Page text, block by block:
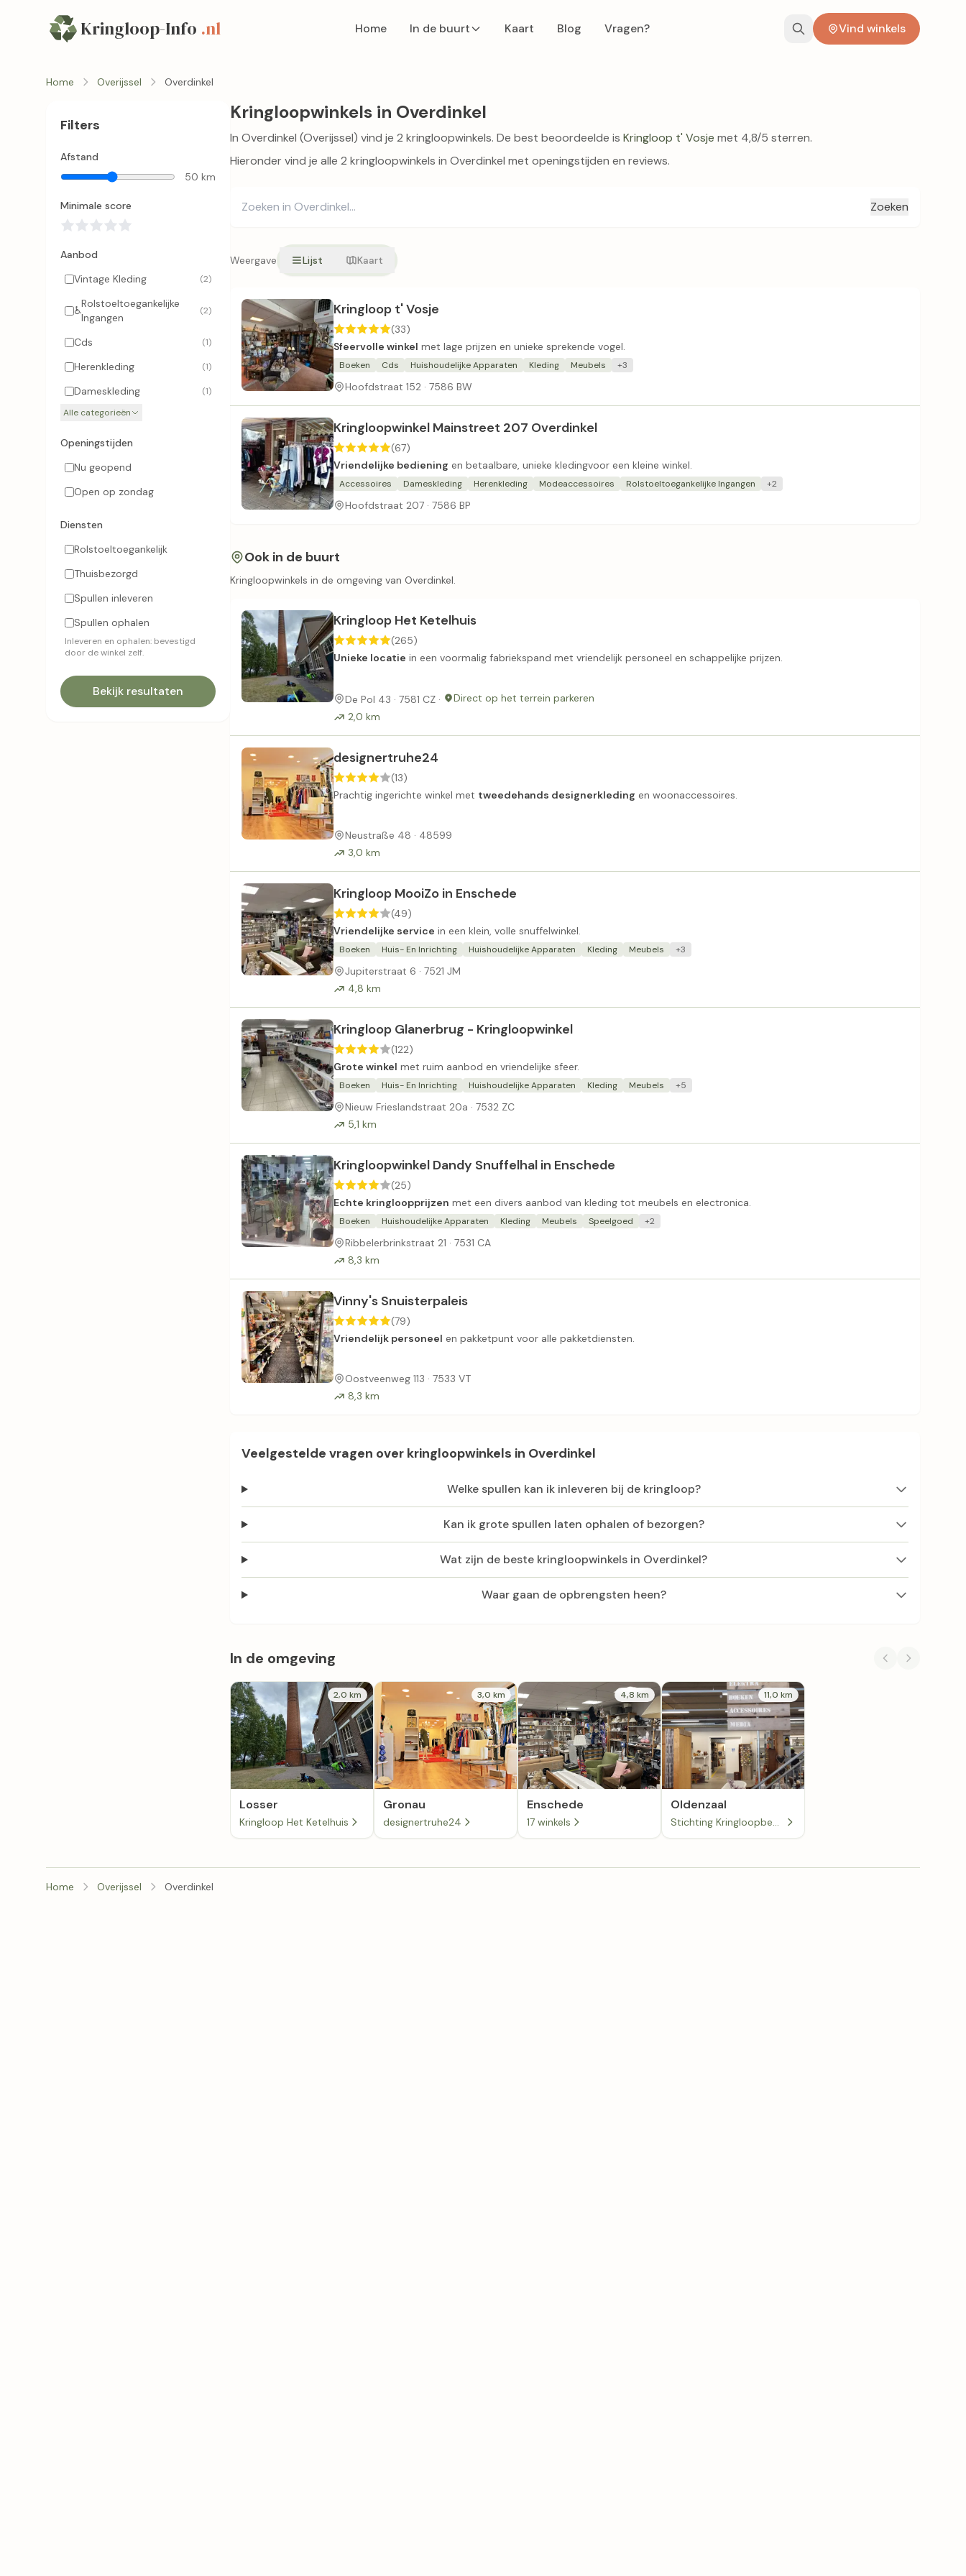
Kringloop-Info .nl Home In de buurt Kaart Blog Vragen? Vind winkels
Home Overijssel Overdinkel
Filters
Afstand
50 km
Minimale score
Aanbod
Vintage Kleding
(2)
♿
Rolstoeltoegankelijke
Ingangen
(2)
Cds (1)
Herenkleding (1)
Dameskleding
(1)
Alle categorieën
Openingstijden
Nu geopend
Open op zondag
Diensten
Rolstoeltoegankelijk
Thuisbezorgd
Spullen inleveren
Spullen ophalen
Inleveren en ophalen: bevestigd
door de winkel zelf.
Bekijk resultaten
Kringloopwinkels in Overdinkel
In Overdinkel (Overijssel) vind je 2 kringloopwinkels. De best beoordeelde is Kringloop t' Vosje met 4,8/5 sterren.
Hieronder vind je alle 2 kringloopwinkels in Overdinkel met openingstijden en reviews.
Zoeken
Weergave Lijst Kaart
Kringloop t' Vosje
(33)
Sfeervolle winkel met lage prijzen en unieke sprekende vogel.
Boeken Cds Huishoudelijke Apparaten Kleding Meubels +3
Hoofdstraat 152 · 7586 BW
Kringloopwinkel Mainstreet 207 Overdinkel
(67)
Vriendelijke bediening en betaalbare, unieke kledingvoor een kleine winkel.
Accessoires Dameskleding Herenkleding Modeaccessoires Rolstoeltoegankelijke Ingangen +2
Hoofdstraat 207 · 7586 BP
Ook in de buurt
Kringloopwinkels in de omgeving van Overdinkel.
Kringloop Het Ketelhuis
(265)
Unieke locatie in een voormalig fabriekspand met vriendelijk personeel en schappelijke prijzen.
De Pol 43 · 7581 CZ ·
Direct op het terrein parkeren
2,0 km
designertruhe24
(13)
Prachtig ingerichte winkel met tweedehands designerkleding en woonaccessoires.
Neustraße 48 · 48599
3,0 km
Kringloop MooiZo in Enschede
(49)
Vriendelijke service in een klein, volle snuffelwinkel.
Boeken Huis- En Inrichting Huishoudelijke Apparaten Kleding Meubels +3
Jupiterstraat 6 · 7521 JM
4,8 km
Kringloop Glanerbrug - Kringloopwinkel
(122)
Grote winkel met ruim aanbod en vriendelijke sfeer.
Boeken Huis- En Inrichting Huishoudelijke Apparaten Kleding Meubels +5
Nieuw Frieslandstraat 20a · 7532 ZC
5,1 km
Kringloopwinkel Dandy Snuffelhal in Enschede
(25)
Echte kringloopprijzen met een divers aanbod van kleding tot meubels en electronica.
Boeken Huishoudelijke Apparaten Kleding Meubels Speelgoed +2
Ribbelerbrinkstraat 21 · 7531 CA
8,3 km
Vinny's Snuisterpaleis
(79)
Vriendelijk personeel en pakketpunt voor alle pakketdiensten.
Oostveenweg 113 · 7533 VT
8,3 km
Veelgestelde vragen over kringloopwinkels in Overdinkel
Welke spullen kan ik inleveren bij de kringloop?
Kan ik grote spullen laten ophalen of bezorgen?
Wat zijn de beste kringloopwinkels in Overdinkel?
Waar gaan de opbrengsten heen?
In de omgeving
2,0 km
Losser
Kringloop Het Ketelhuis
3,0 km
Gronau
designertruhe24
4,8 km
Enschede
17 winkels
11,0 km
Oldenzaal
Home Overijssel Overdinkel